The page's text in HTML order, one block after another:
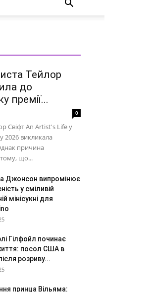
Тейлор
до
премії...
0
Свіфт An Artist's Life у
2026 викликала
причина
що...
Джонсон випромінює
у сміливій
мінісукні для
Гілфойл починає
посол США в
розриву...
принца Вільяма: